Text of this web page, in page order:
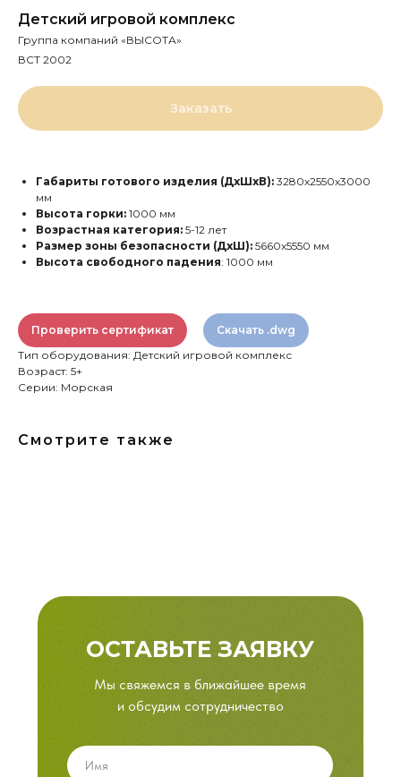
Детский игровой комплекс
Группа компаний «ВЫСОТА»
ВСТ 2002
Заказать
Габариты готового изделия (ДхШхВ): 3280х2550х3000
мм
Высота горки: 1000 мм
Возрастная категория: 5-12 лет
Размер зоны безопасности (ДхШ): 5660x5550 мм
Высота свободного падения: 1000 мм
Проверить сертификат
Скачать .dwg
Тип оборудования: Детский игровой комплекс
Возраст: 5+
Серии: Морская
Смотрите также
ОСТАВЬТЕ ЗАЯВКУ
Мы свяжемся в ближайшее время
и обсудим сотрудничество